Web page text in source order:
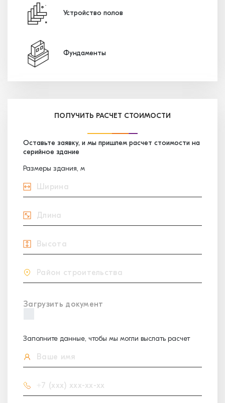
Устройство полов
Фундаменты
ПОЛУЧИТЬ РАСЧЕТ СТОИМОСТИ
Оставьте заявку, и мы пришлем расчет стоимости на
серийное здание
Размеры здания, м
Загрузить документ
Заполните данные, чтобы мы могли выслать расчет